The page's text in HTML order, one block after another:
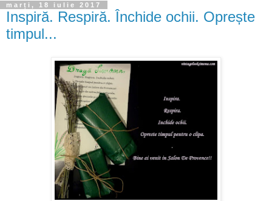
marți, 18 iulie 2017
Inspiră. Respiră. Închide ochii. Oprește
timpul...